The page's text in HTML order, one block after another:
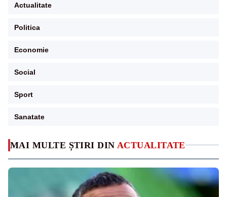
MAI MULTE ȘTIRI DIN ACTUALITATE
Actualitate
Politica
Economie
Social
Sport
Sanatate